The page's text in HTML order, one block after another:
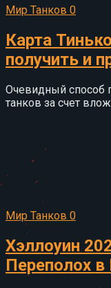
Мир Танков 0
Карта
получить и
Очевидный способ
танков за счет
Мир Танков 0
Хэллоуин
Переполох